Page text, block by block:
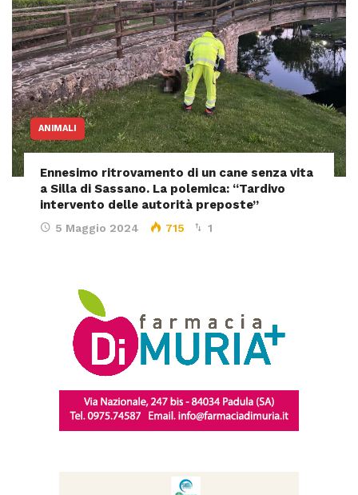
ANIMALI
Ennesimo ritrovamento di un cane senza vita
a Silla di Sassano. La polemica: “Tardivo
intervento delle autorità preposte”
5 Maggio 2024 715 1